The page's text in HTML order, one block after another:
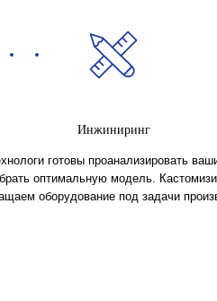
Инжиниринг
готовы проанализировать
оптимальную модель.
оборудование под задачи